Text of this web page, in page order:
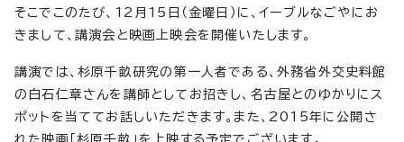
そこでこのたび、12月15日（金曜日）に、イーブルなごやにお
きまして、講演会と映画上映会を開催いたします。
講演では、杉原千畝研究の第一人者である、外務省外交史料館
の白石仁章さんを講師としてお招きし、名古屋とのゆかりにス
ポットを当ててお話しいただきます。また、2015年に公開さ
れた映画「杉原千畝」を上映する予定でございます。